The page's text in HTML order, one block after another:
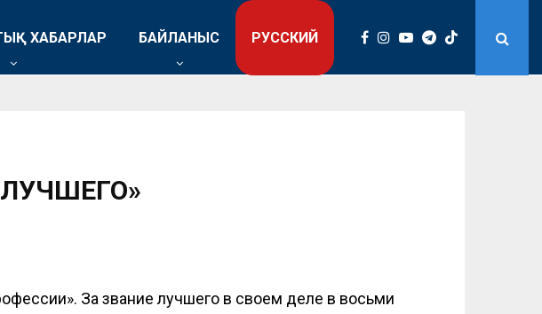
ХАБАРЛАР БАЙЛАНЫС РУССКИЙ
За звание лучшего в своем деле в восьми